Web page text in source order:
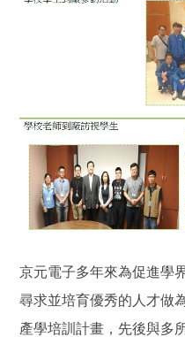
京元電子多年來為促進學
尋求並培育優秀的人才做
產學培訓計畫，先後與多